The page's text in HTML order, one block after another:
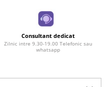
Consultant dedicat
Zilnic intre 9.30-19.00 Telefonic sau
whatsapp